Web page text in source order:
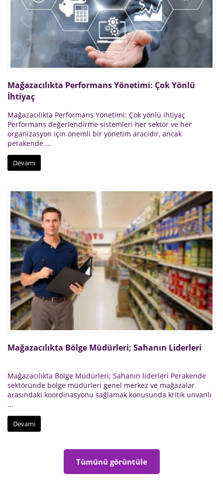
Mağazacılıkta Performans Yönetimi: Çok Yönlü
İhtiyaç
Mağazacılıkta Performans Yönetimi: Çok yönlü ihtiyaç
Performans değerlendirme sistemleri her sektör ve her
organizasyon için önemli bir yönetim aracıdır, ancak
perakende ...
Devamı
Mağazacılıkta Bölge Müdürleri; Sahanın Liderleri
Mağazacılıkta Bölge Müdürleri; Sahanın liderleri Perakende
sektöründe bölge müdürleri genel merkez ve mağazalar
arasındaki koordinasyonu sağlamak konusunda kritik unvanlı
...
Devamı
Tümünü görüntüle